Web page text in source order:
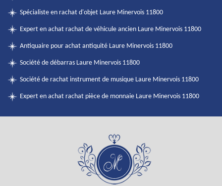
Spécialiste en rachat d'objet Laure Minervois 11800
Expert en achat rachat de véhicule ancien Laure Minervois 11800
Antiquaire pour achat antiquité Laure Minervois 11800
Société de débarras Laure Minervois 11800
Société de rachat instrument de musique Laure Minervois 11800
Expert en achat rachat pièce de monnaie Laure Minervois 11800